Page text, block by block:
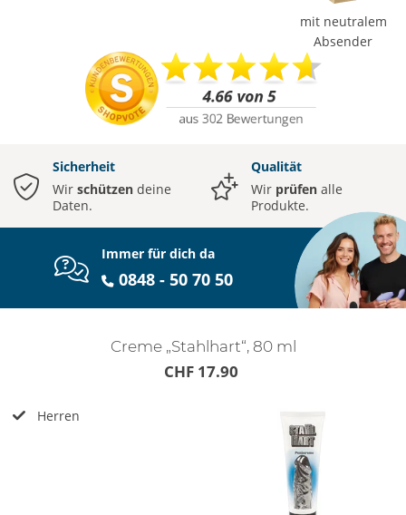
mit neutralem
Absender
Sicherheit
Wir schützen deine
Daten.
Qualität
Wir prüfen alle
Produkte.
Immer für dich da
0848 - 50 70 50
Creme „Stahlhart“, 80 ml
CHF 17.90
Herren